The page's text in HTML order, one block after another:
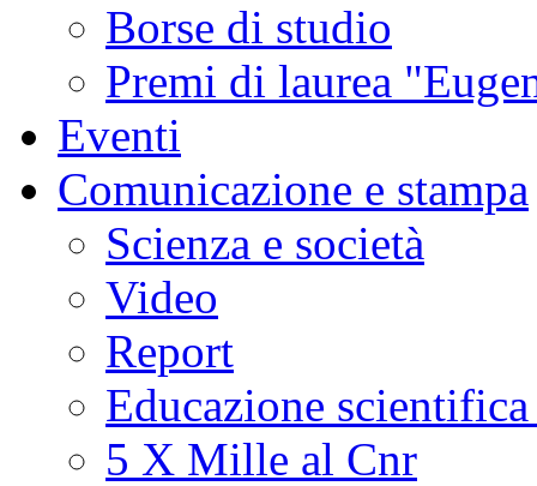
Borse di studio
Premi di laurea
Eventi
Comunicazione e stampa
Scienza e società
Video
Report
Educazione
5 X Mille al Cnr